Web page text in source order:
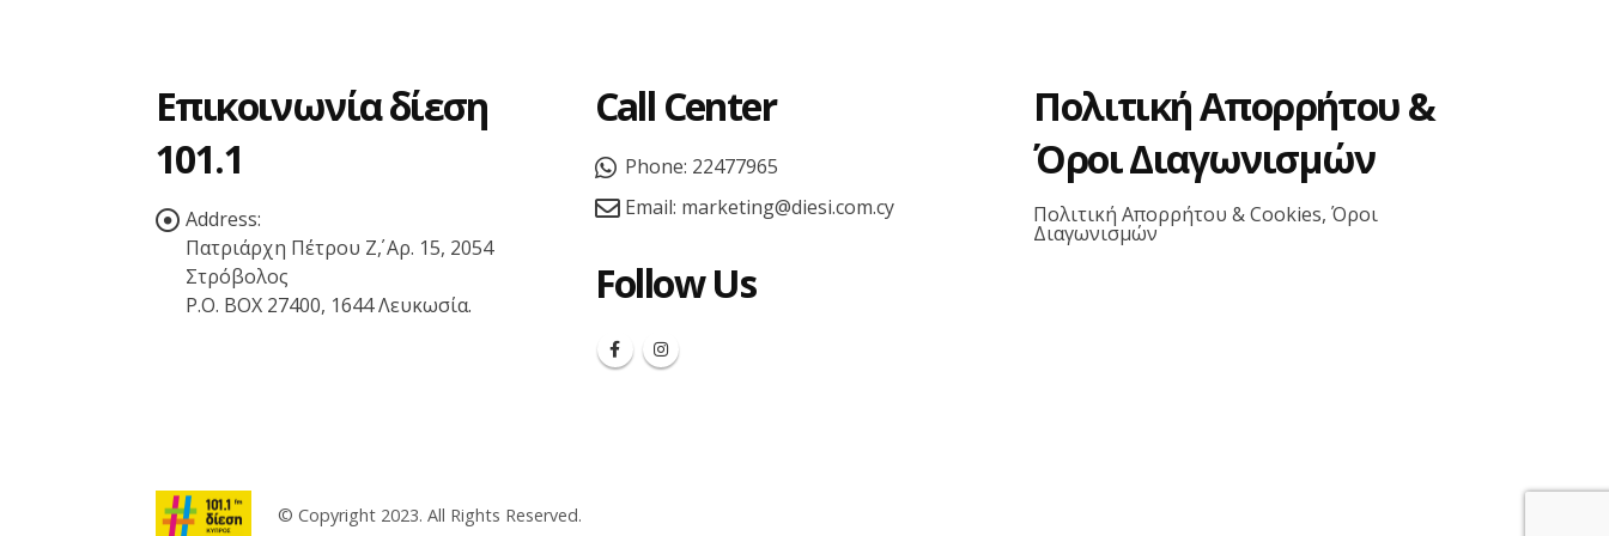
Επικοινωνία δίεση
101.1
Address:
Πατριάρχη Πέτρου Ζ΄, Αρ. 15, 2054
Στρόβολος
P.O. BOX 27400, 1644 Λευκωσία.
Call Center
Phone: 22477965
Email: marketing@diesi.com.cy
Follow Us
Πολιτική Απορρήτου &
Όροι Διαγωνισμών
Πολιτική Απορρήτου & Cookies, Όροι
Διαγωνισμών
© Copyright 2023. All Rights Reserved.